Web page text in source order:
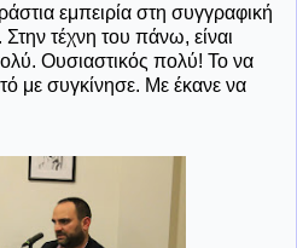
εμπειρία στη συγγραφική
τέχνη του πάνω, είναι
Ουσιαστικός πολύ! Το να
με συγκίνησε. Με έκανε να